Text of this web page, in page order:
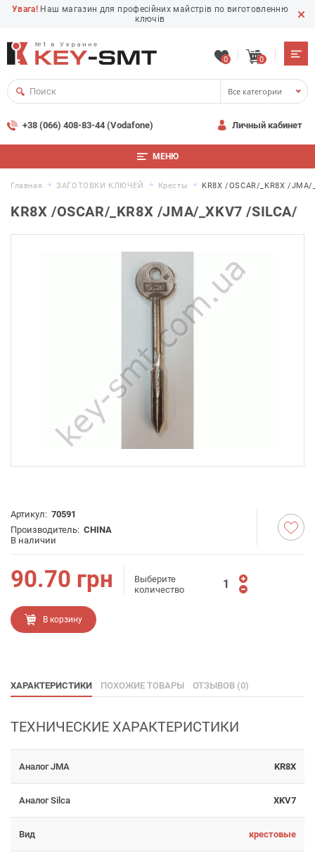
Увага! Наш магазин для професійних майстрів по виготовленню
ключів
0 0
Все категории
+38 (066) 408-83-44 (Vodafone) Личный кабинет
МЕНЮ
Главная ЗАГОТОВКИ КЛЮЧЕЙ Кресты KR8X /OSCAR/_KR8X /
KR8X /OSCAR/_KR8X /JMA/_XKV7 /SILCA/
Артикул: 70591
Производитель: CHINA
В наличии
90.70 грн
Выберите
количество
В корзину
ХАРАКТЕРИСТИКИ ПОХОЖИЕ ТОВАРЫ ОТЗЫВОВ (0)
ТЕХНИЧЕСКИЕ ХАРАКТЕРИСТИКИ
Аналог JMA KR8X
Аналог Silca XKV7
Вид крестовые